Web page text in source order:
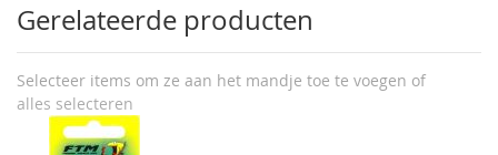
Gerelateerde producten
Selecteer items om ze aan het mandje toe te voegen of
alles selecteren